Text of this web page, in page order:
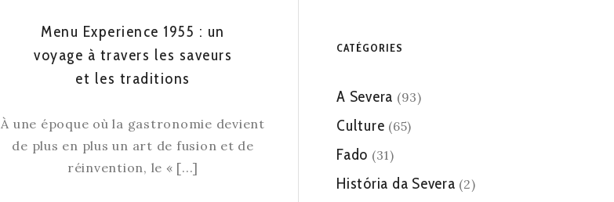
RÉVEILLON
DU
Menu Experience 1955 : un
voyage à travers les saveurs
et les traditions
À une époque où la gastronomie devient
de plus en plus un art de fusion et de
réinvention, le « [...]
CATÉGORIES
A Severa (93)
Culture (65)
Fado (31)
História da Severa (2)